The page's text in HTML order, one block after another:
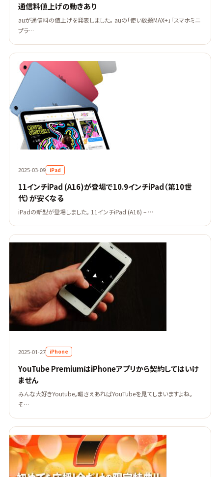
通信料値上げの動きあり
auが通信料の値上げを発表しました。 auの「使い放題MAX+」「スマホミニ
プラ…
2025-03-09 iPad
11インチiPad (A16)が登場で10.9インチiPad（第10世
代）が安くなる
iPadの新型が登場しました。 11インチiPad (A16) – …
2025-01-27 iPhone
YouTube PremiumはiPhoneアプリから契約してはいけ
ません
みんな大好きYoutube。暇さえあればYouTubeを見てしまいますよね。
そ…